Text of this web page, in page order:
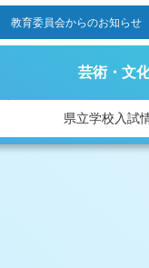
教育委員会からのお知らせ
芸術・文
県立学校入試